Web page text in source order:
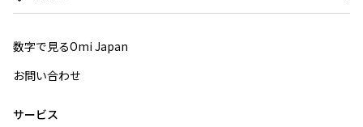
数字で見るOmi Japan
お問い合わせ
サービス